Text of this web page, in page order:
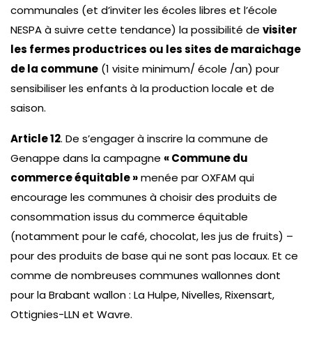
communales (et d’inviter les écoles libres et l’école
NESPA à suivre cette tendance) la possibilité de visiter
les fermes productrices ou les sites de maraichage
de la commune (1 visite minimum/ école /an) pour
sensibiliser les enfants à la production locale et de
saison.
Article 12. De s’engager à inscrire la commune de
Genappe dans la campagne « Commune du
commerce équitable »menée par OXFAM qui
encourage les communes à choisir des produits de
consommation issus du commerce équitable
(notamment pour le café, chocolat, les jus de fruits) –
pour des produits de base qui ne sont pas locaux. Et ce
comme de nombreuses communes wallonnes dont
pour la Brabant wallon : La Hulpe, Nivelles, Rixensart,
Ottignies-LLN et Wavre.